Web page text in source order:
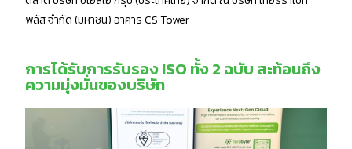
พลัส จำกัด (มหาชน) อาคาร CS Tower
การได้รับการรับรอง ISO ทั้ง 2 ฉบับ สะท้อนถึง
ความมุ่งมั่นของบริษัท